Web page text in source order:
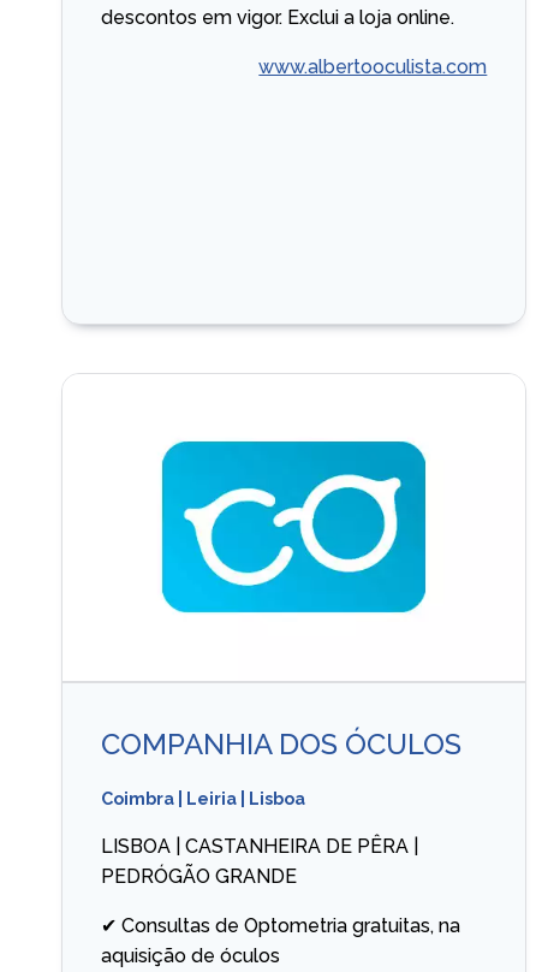
descontos em vigor. Exclui a loja online.
www.albertooculista.com
COMPANHIA DOS ÓCULOS
Coimbra Leiria Lisboa
LISBOA | CASTANHEIRA DE PÊRA |
PEDRÓGÃO GRANDE
✔ Consultas de Optometria gratuitas, na
aquisição de óculos